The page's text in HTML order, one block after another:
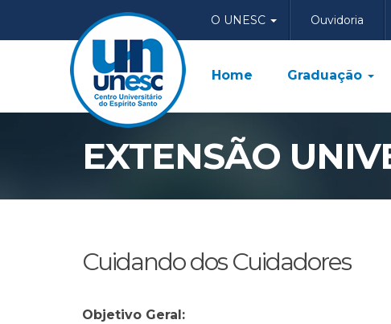
O UNESC Ouvidoria
Home Graduação
EXTENSÃO
Cuidando dos Cuidadores
Objetivo Geral: